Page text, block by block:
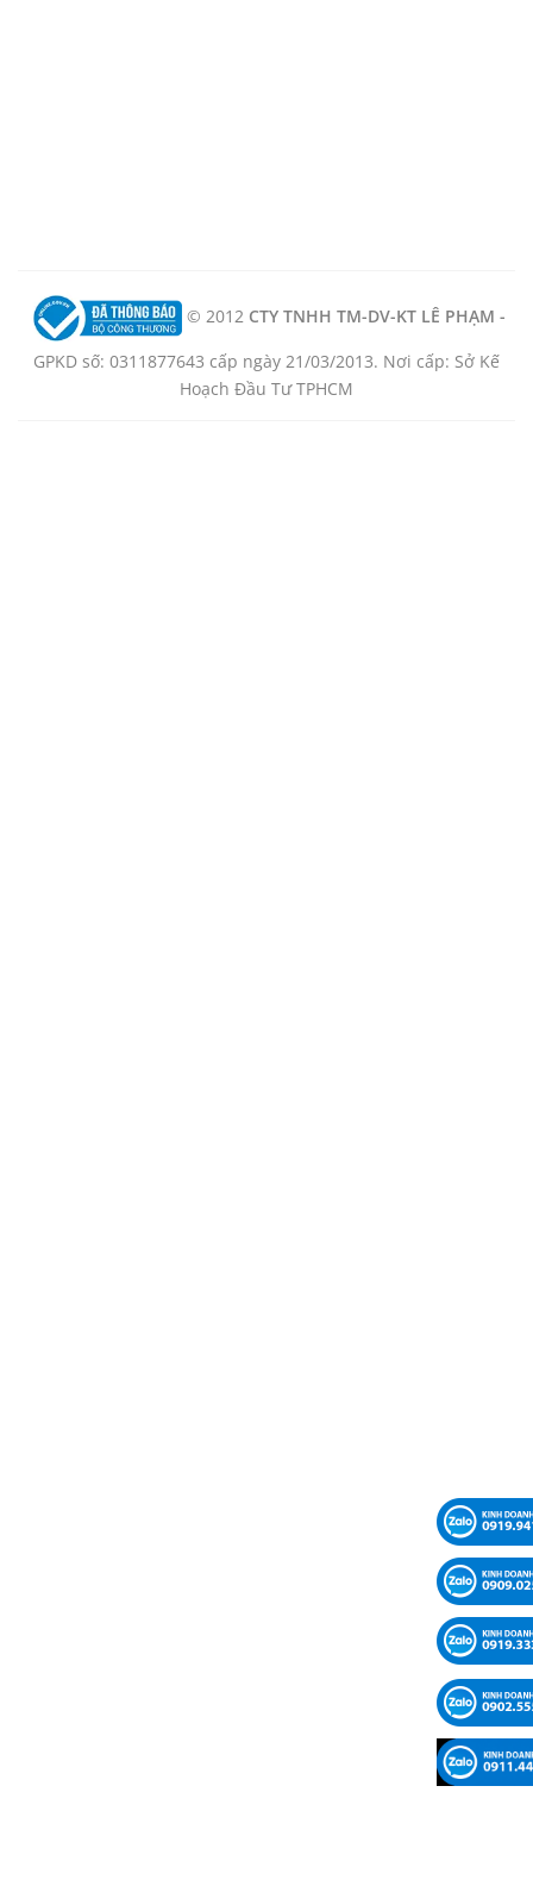
© 2012 CTY TNHH TM-DV-KT LÊ PHẠM -
GPKD số: 0311877643 cấp ngày 21/03/2013. Nơi cấp: Sở Kế
Hoạch Đầu Tư TPHCM